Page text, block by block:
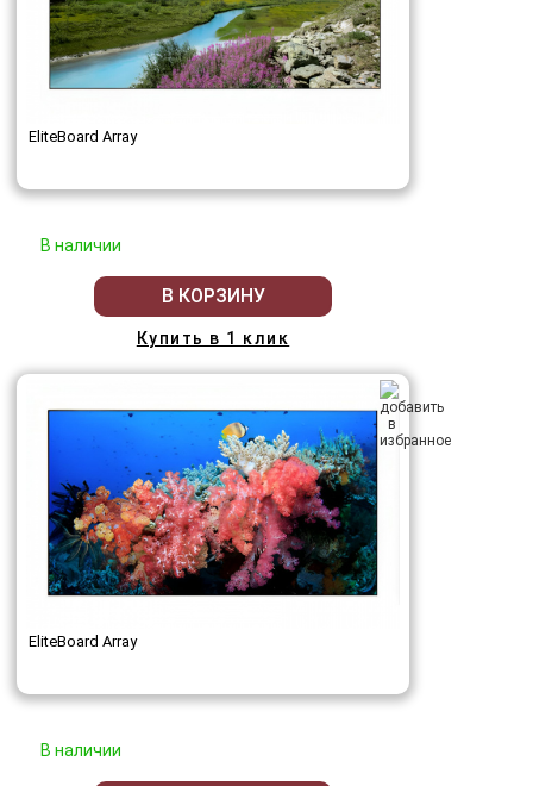
EliteBoard Array
В наличии
В КОРЗИНУ
Купить в 1 клик
EliteBoard Array
В наличии